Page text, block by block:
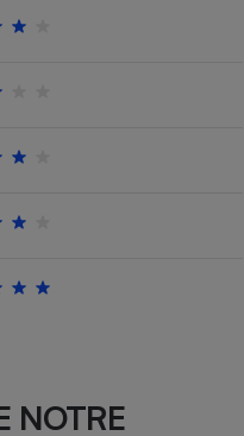
NOTRE